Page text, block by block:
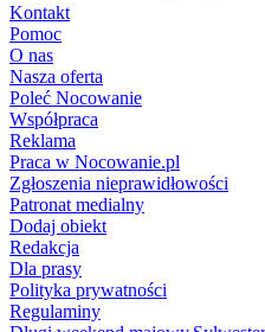
Kontakt
Pomoc
O nas
Nasza oferta
Poleć Nocowanie
Współpraca
Reklama
Praca w Nocowanie.pl
Zgłoszenia nieprawidłowości
Patronat medialny
Dodaj obiekt
Redakcja
Dla prasy
Polityka prywatności
Regulaminy